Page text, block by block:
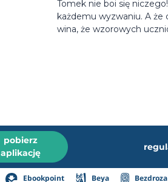
Tomek nie boi się
każdemu wyzwaniu. A że
wina, że wzorowych
pobierz
aplikację
Ebookpoint Beya Bezdroza